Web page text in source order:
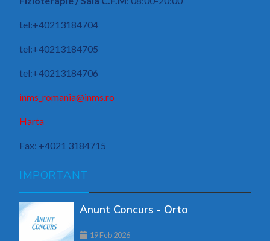
tel:+40213184704
tel:+40213184705
tel:+40213184706
inms_romania@inms.ro
Harta
Fax: +4021 3184715
IMPORTANT
Anunt Concurs - Orto
19 Feb 2026